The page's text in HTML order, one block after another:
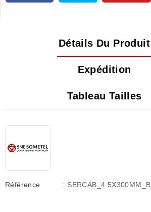
Détails Du Produit
Expédition
Tableau Tailles
Référence : SERCAB_4.5X300MM_B